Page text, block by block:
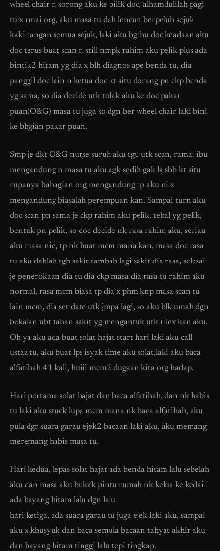
wheel chair n sorong aku ke bilik doc, alhamdulilah pagi
tu x rmai org, aku masa tu dah lencun berpeluh sejuk
kaki tangan semua sejuk, laki aku bgthu doc keadaan aku
doc terus buat scan n still nmpk rahim aku pelik plus ada
bintik2 hitam yg dia x blh diagnos ape benda tu, dia
panggil doc lain n ketua doc kt situ dorang pn ckp benda
yg sama, so dia decide utk tolak aku ke doc pakar
puan(O&G) masa tu juga so dgn ber wheel chair laki bini
ke bhgian pakar puan.
Smp je dkt O&G nurse suruh aku tgu utk scan, ramai ibu
mengandung n masa tu aku agk sedih gak la sbb kt situ
rupanya bahagian org mengandung tp aku ni x
mengandung biasalah perempuan kan. Sampai turn aku
doc scan pn sama je ckp rahim aku pelik, tebal yg pelik,
bentuk pn pelik, so doc decide nk rasa rahim aku, seriau
aku masa nie, tp nk buat mcm mana kan, masa doc rasa
tu aku dahlah tgh sakit tambah lagi sakit dia rasa, selesai
je penerokaan dia tu dia ckp masa dia rasa tu rahim aku
normal, rasa mcm biasa tp dia x phm knp masa scan tu
lain mcm, dia set date utk jmpa lagi, so aku blk umah dgn
bekalan ubt tahan sakit yg mengantuk utk rilex kan aku.
Oh ya aku ada buat solat hajat start hari laki aku call
ustaz tu, aku buat lps isyak time aku solat,laki aku baca
alfatihah 41 kali, huiii mcm2 dugaan kita org hadap.
Hari pertama solat hajat dan baca alfatihah, dan nk habis
tu laki aku stuck lupa mcm mana nk baca alfatihah, aku
pula dgr suara garau ejek2 bacaan laki aku, aku memang
meremang habis masa tu.
Hari kedua, lepas solat hajat ada benda hitam lalu sebelah
aku dan masa aku bukak pintu rumah nk kelua ke kedai
ada bayang hitam lalu dgn laju
hari ketiga, ada suara garau tu juga ejek laki aku, sampai
aku x khusyuk dan baca semula bacaan tahyat akhir aku
dan bayang hitam tinggi lalu tepi tingkap.